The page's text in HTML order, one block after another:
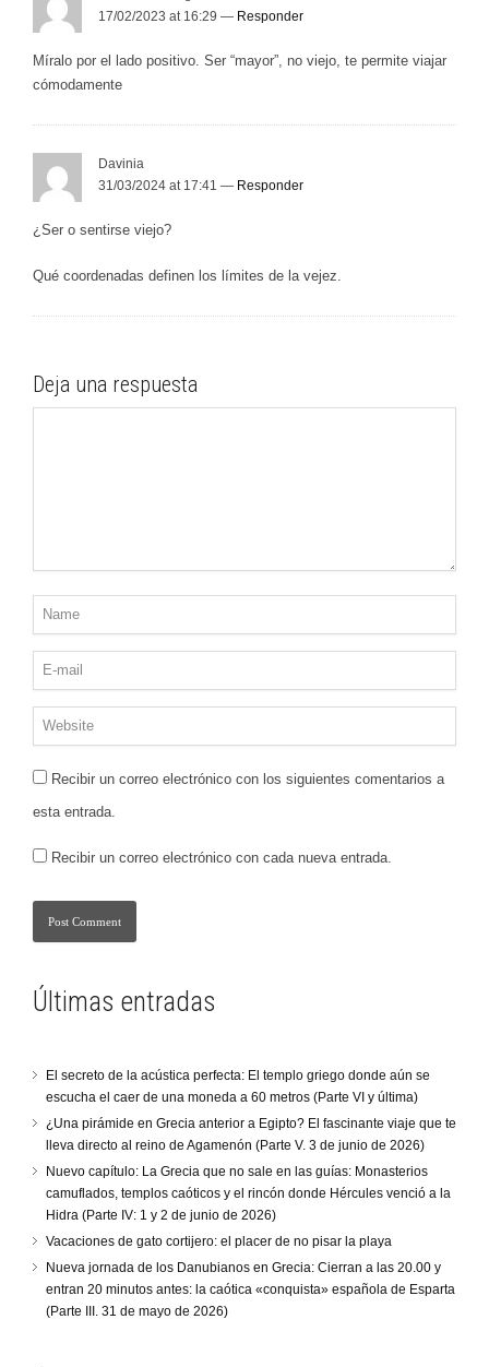
17/02/2023 at 16:29 — Responder
Míralo por el lado positivo. Ser “mayor”, no viejo, te permite viajar
cómodamente
Davinia
31/03/2024 at 17:41 — Responder
¿Ser o sentirse viejo?
Qué coordenadas definen los límites de la vejez.
Deja una respuesta
Recibir un correo electrónico con los siguientes comentarios a
esta entrada.
Recibir un correo electrónico con cada nueva entrada.
Últimas entradas
El secreto de la acústica perfecta: El templo griego donde aún se
escucha el caer de una moneda a 60 metros (Parte VI y última)
¿Una pirámide en Grecia anterior a Egipto? El fascinante viaje que te
lleva directo al reino de Agamenón (Parte V. 3 de junio de 2026)
Nuevo capítulo: La Grecia que no sale en las guías: Monasterios
camuflados, templos caóticos y el rincón donde Hércules venció a la
Hidra (Parte IV: 1 y 2 de junio de 2026)
Vacaciones de gato cortijero: el placer de no pisar la playa
Nueva jornada de los Danubianos en Grecia: Cierran a las 20.00 y
entran 20 minutos antes: la caótica «conquista» española de Esparta
(Parte III. 31 de mayo de 2026)